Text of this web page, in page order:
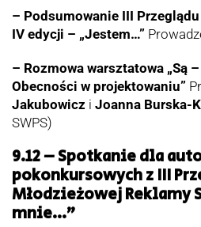
– Podsumowanie III
IV edycji – „Jestem…”
– Rozmowa warsztatowa „Są
Obecności w projektowaniu”
Jakubowicz i Joanna Burska-
SWPS)
9.12 – Spotkanie dla
pokonkursowych z III
Młodzieżowej Reklamy
mnie…”